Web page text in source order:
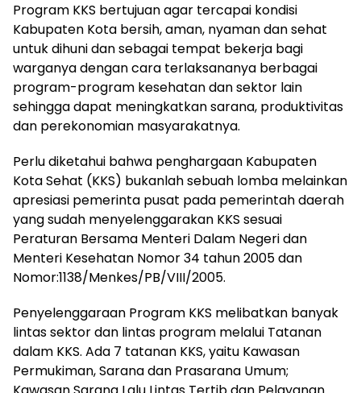
Program KKS bertujuan agar tercapai kondisi
Kabupaten Kota bersih, aman, nyaman dan sehat
untuk dihuni dan sebagai tempat bekerja bagi
warganya dengan cara terlaksananya berbagai
program-program kesehatan dan sektor lain
sehingga dapat meningkatkan sarana, produktivitas
dan perekonomian masyarakatnya.
Perlu diketahui bahwa penghargaan Kabupaten
Kota Sehat (KKS) bukanlah sebuah lomba melainkan
apresiasi pemerinta pusat pada pemerintah daerah
yang sudah menyelenggarakan KKS sesuai
Peraturan Bersama Menteri Dalam Negeri dan
Menteri Kesehatan Nomor 34 tahun 2005 dan
Nomor:1138/Menkes/PB/VIII/2005.
Penyelenggaraan Program KKS melibatkan banyak
lintas sektor dan lintas program melalui Tatanan
dalam KKS. Ada 7 tatanan KKS, yaitu Kawasan
Permukiman, Sarana dan Prasarana Umum;